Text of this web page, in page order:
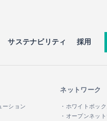
サステナビリティ 採用
ーション
ネットワーク
・ホワイトボッ
・オープンネッ